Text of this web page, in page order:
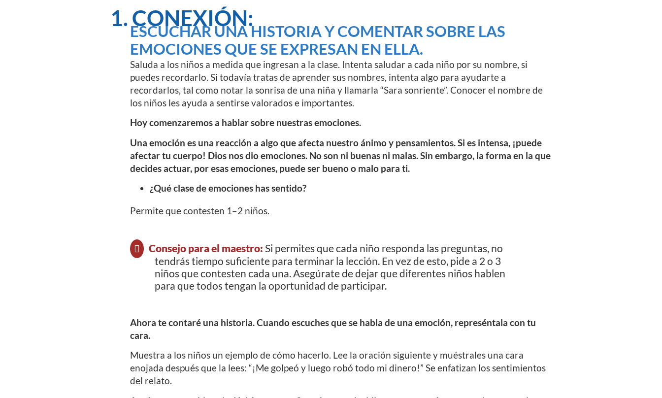
1. CONEXIÓN:
ESCUCHAR UNA HISTORIA Y COMENTAR SOBRE LAS
EMOCIONES QUE SE EXPRESAN EN ELLA.
Saluda a los niños a medida que ingresan a la clase. Intenta saludar a cada niño por su nombre, si
puedes recordarlo. Si todavía tratas de aprender sus nombres, intenta algo para ayudarte a
recordarlos, tal como notar la sonrisa de una niña y llamarla “Sara sonriente”. Conocer el nombre de
los niños les ayuda a sentirse valorados e importantes.
Hoy comenzaremos a hablar sobre nuestras emociones.
Una emoción es una reacción a algo que afecta nuestro ánimo y pensamientos. Si es intensa, ¡puede
afectar tu cuerpo! Dios nos dio emociones. No son ni buenas ni malas. Sin embargo, la forma en la que
decides actuar, por esas emociones, puede ser bueno o malo para ti.
¿Qué clase de emociones has sentido?
Permite que contesten 1–2 niños.
Consejo para el maestro: Si permites que cada niño responda las preguntas, no
tendrás tiempo suficiente para terminar la lección. En vez de esto, pide a 2 o 3
niños que contesten cada una. Asegúrate de dejar que diferentes niños hablen
para que todos tengan la oportunidad de participar.
Ahora te contaré una historia. Cuando escuches que se habla de una emoción, represéntala con tu
cara.
Muestra a los niños un ejemplo de cómo hacerlo. Lee la oración siguiente y muéstrales una cara
enojada después que la lees: “¡Me golpeó y luego robó todo mi dinero!” Se enfatizan los sentimientos
del relato.